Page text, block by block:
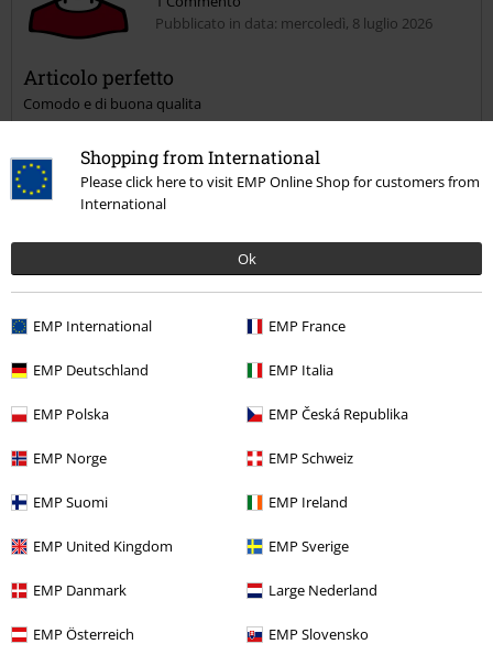
Shopping from International
Please click here to visit EMP Online Shop for customers from
International
Ok
EMP International EMP France
EMP Deutschland EMP Italia
EMP Polska EMP Česká Republika
EMP Norge EMP Schweiz
EMP Suomi EMP Ireland
EMP United Kingdom EMP Sverige
EMP Danmark Large Nederland
EMP Österreich EMP Slovensko
Pubblicato in data: mercoledì, 8 luglio 2026
Articolo perfetto
Comodo e di buona qualita
Qualità
Design
Recensione verificata
Il commento è stato utile?
Commenta